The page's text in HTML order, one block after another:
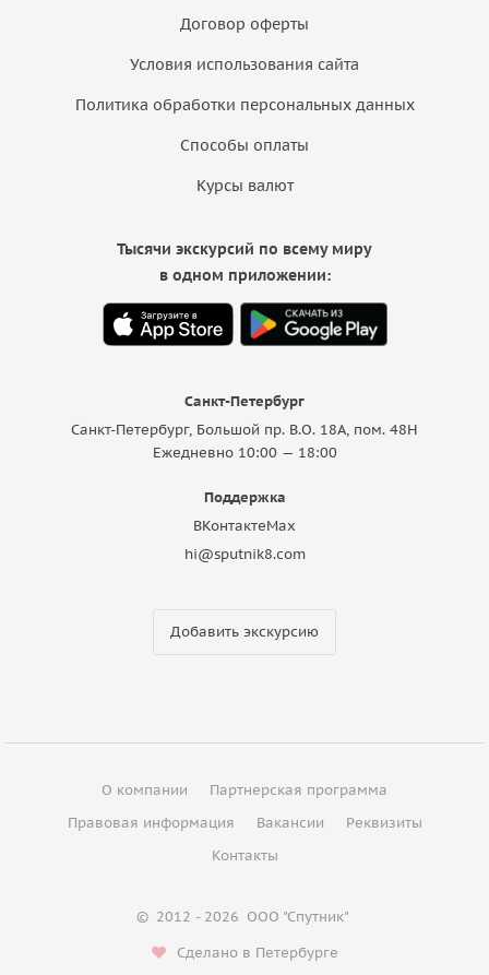
Договор оферты
Условия использования сайта
Политика обработки персональных данных
Способы оплаты
Курсы валют
Санкт-Петербург
Санкт-Петербург, Большой пр. В.О. 18A, пом. 48Н
Ежедневно 10:00 — 18:00
Поддержка
ВКонтактеMax
hi@sputnik8.com
Добавить экскурсию
Тысячи экскурсий по всему миру
в одном приложении:
О компании
Партнерская программа
Правовая информация
Вакансии
Реквизиты
Контакты
© 2012 - 2026 ООО "Спутник"
Сделано в Петербурге